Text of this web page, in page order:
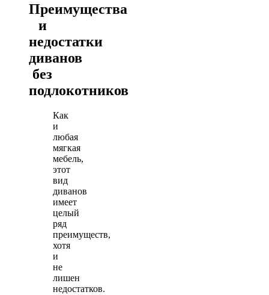
Преимущества
и
недостатки
диванов
без
подлокотников
Как
и
любая
мягкая
мебель,
этот
вид
диванов
имеет
целый
ряд
преимуществ,
хотя
и
не
лишен
недостатков.